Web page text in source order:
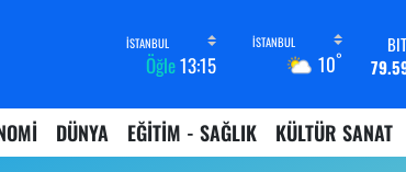
Öğle13:15 10°
DÜNYA EĞİTİM - SAĞLIK KÜLTÜR SANAT